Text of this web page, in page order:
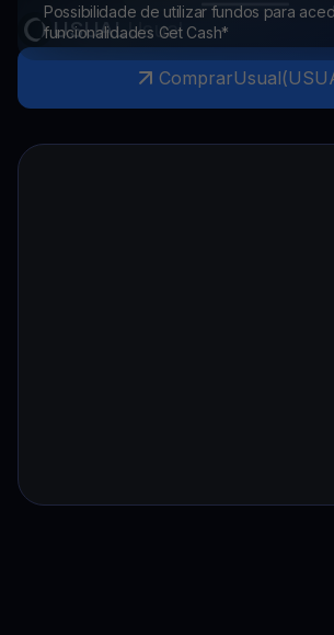
Possibilidade de utilizar fundos para
funcionalidades Get Cash*
USUALUsual
ComprarUsual(